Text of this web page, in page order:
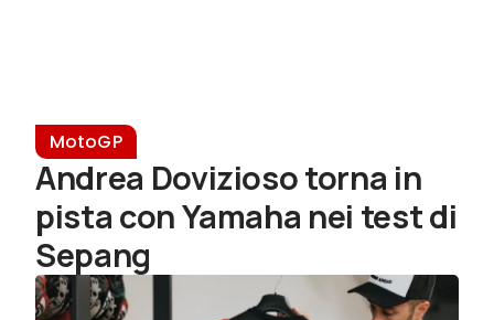
MotoGP
Andrea Dovizioso torna in
pista con Yamaha nei test di
Sepang